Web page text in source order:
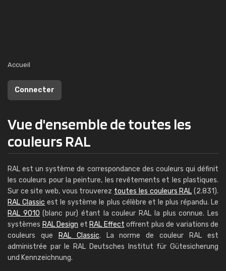
Accueil
Connecter
Vue d'ensemble de toutes les
couleurs RAL
RAL est un système de correspondance des couleurs qui définit
les couleurs pour la peinture, les revêtements et les plastiques.
Sur ce site web, vous trouverez toutes les couleurs RAL (2.831).
RAL Classic est le système le plus célèbre et le plus répandu. Le
RAL 9010 (blanc pur) étant la couleur RAL la plus connue. Les
systèmes RAL Design et RAL Effect offrent plus de variations de
couleurs que
RAL Classic. La norme de couleur RAL est
administrée par le RAL Deutsches Institut für Güte­siche­rung
und Kenn­zeich­nung.